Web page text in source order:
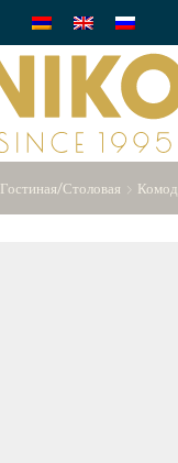
Гостиная/Столовая Комод